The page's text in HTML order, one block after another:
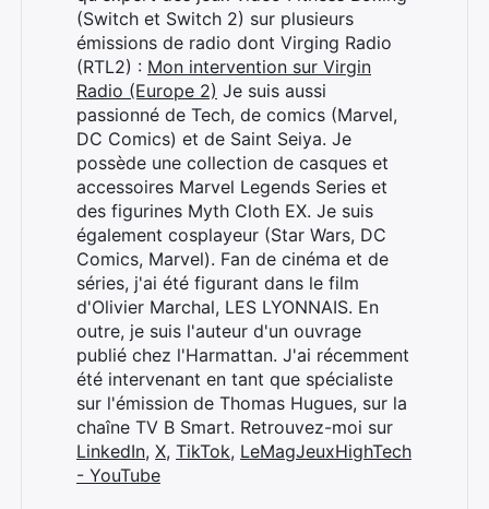
(Switch et Switch 2) sur plusieurs
émissions de radio dont Virging Radio
(RTL2) : Mon intervention sur Virgin
Radio (Europe 2) Je suis aussi
passionné de Tech, de comics (Marvel,
DC Comics) et de Saint Seiya. Je
possède une collection de casques et
accessoires Marvel Legends Series et
des figurines Myth Cloth EX. Je suis
également cosplayeur (Star Wars, DC
Comics, Marvel). Fan de cinéma et de
séries, j'ai été figurant dans le film
d'Olivier Marchal, LES LYONNAIS. En
outre, je suis l'auteur d'un ouvrage
publié chez l'Harmattan. J'ai récemment
été intervenant en tant que spécialiste
sur l'émission de Thomas Hugues, sur la
chaîne TV B Smart. Retrouvez-moi sur
LinkedIn, X, TikTok, LeMagJeuxHighTech
- YouTube
Rechercher
: